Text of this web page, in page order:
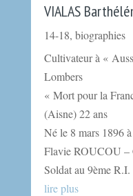
VIALAS
14-18, biographies
Cultivateur à «
Lombers
« Mort pour la
(Aisne) 22 ans
Né le 8 mars 1896
Flavie ROUCOU –
Soldat au 9ème R.I.
lire plus